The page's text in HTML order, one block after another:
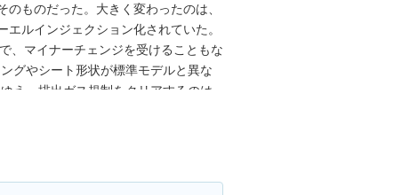
ものだった。大きく変わったのは、
ルインジェクション化されていた。
、マイナーチェンジを受けることもな
グやシート形状が標準モデルと異な
え、排出ガス規制をクリアするのは